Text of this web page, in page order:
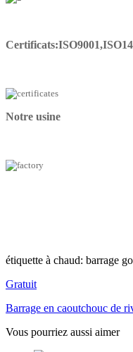
Notre usine
étiquette à chaud: barrage
Gratuit
Barrage en caoutchouc de
Vous pourriez aussi aimer